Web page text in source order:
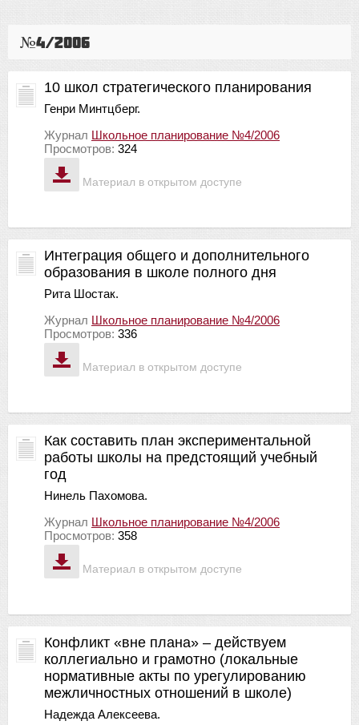
№4/2006
Материал в открытом доступе
10 школ стратегического планирования
Генри Минтцберг.
Журнал Школьное планирование №4/2006
Просмотров: 324
Материал в открытом доступе
Интеграция общего и дополнительного
образования в школе полного дня
Рита Шостак.
Журнал Школьное планирование №4/2006
Просмотров: 336
Материал в открытом доступе
Как составить план экспериментальной
работы школы на предстоящий учебный
год
Нинель Пахомова.
Журнал Школьное планирование №4/2006
Просмотров: 358
Конфликт «вне плана» – действуем
коллегиально и грамотно (локальные
нормативные акты по урегулированию
межличностных отношений в школе)
Надежда Алексеева.